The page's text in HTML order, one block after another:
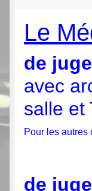
Le
de
avec
salle et
Pour les autres
de